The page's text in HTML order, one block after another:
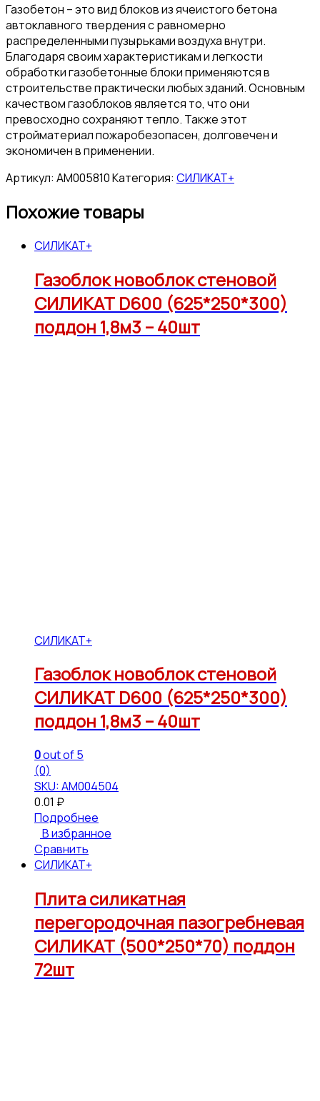
Газобетон – это вид блоков из ячеистого бетона
автоклавного твердения с равномерно
распределенными пузырьками воздуха внутри.
Благодаря своим характеристикам и легкости
обработки газобетонные блоки применяются в
строительстве практически любых зданий. Основным
качеством газоблоков является то, что они
превосходно сохраняют тепло. Также этот
стройматериал пожаробезопасен, долговечен и
экономичен в применении.
Артикул: АМ005810Категория: СИЛИКАТ+
Похожие товары
СИЛИКАТ+
Газоблок новоблок стеновой
СИЛИКАТ D600 (625*250*300)
поддон 1,8м3 – 40шт
СИЛИКАТ+
Газоблок новоблок стеновой
СИЛИКАТ D600 (625*250*300)
поддон 1,8м3 – 40шт
0out of 5
(0)
SKU: АМ004504
0.01 ₽
Подробнее
В избранное
Сравнить
СИЛИКАТ+
Плита силикатная
перегородочная пазогребневая
СИЛИКАТ (500*250*70) поддон
72шт